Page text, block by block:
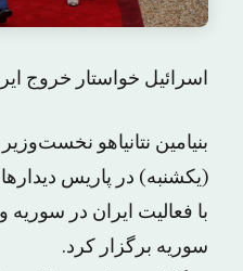
اسرائیل خواستار خروج
بنیامین نتانیاهو
(یکشنبه) در پاریس
با فعالیت ایران در سوریه
سوریه برگزار کرد.